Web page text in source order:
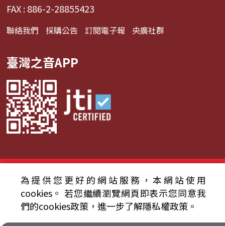
FAX : 886-2-28855423
聯絡我們 採購公告 訂閱電子報 央廣社群
臺灣之音APP
© 2024財團法人中央廣播電臺 版權所有
資通安全政策聲明
服務條款 隱私權條款
為提供您更好的網站服務，本網站使用
cookies。 若您繼續瀏覽網頁即表示您同意我
們的cookies政策，進一步了解隱私權政策。